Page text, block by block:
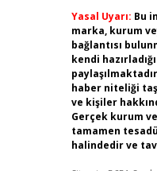
Yasal Uyarı: Bu
marka, kurum
bağlantısı
kendi
haber niteliği
ve kişiler
Gerçek kurum
tamamen
halindedir ve